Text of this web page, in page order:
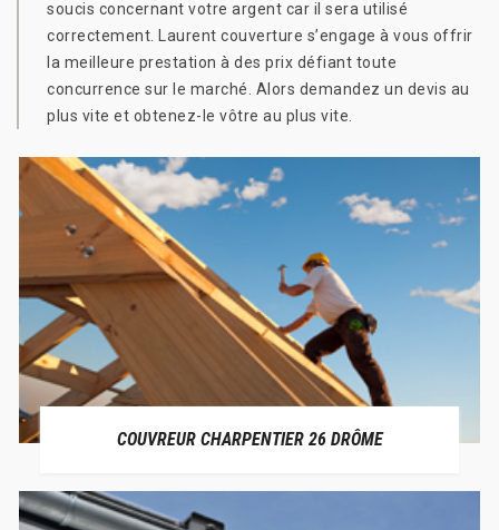
soucis concernant votre argent car il sera utilisé
correctement. Laurent couverture s’engage à vous offrir
la meilleure prestation à des prix défiant toute
concurrence sur le marché. Alors demandez un devis au
plus vite et obtenez-le vôtre au plus vite.
COUVREUR CHARPENTIER 26 DRÔME